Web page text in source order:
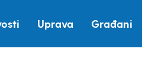
Uprava Građani